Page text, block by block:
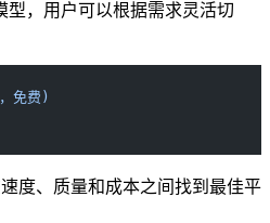
型，用户可以根据需求灵活切
免费)
度、质量和成本之间找到最佳平